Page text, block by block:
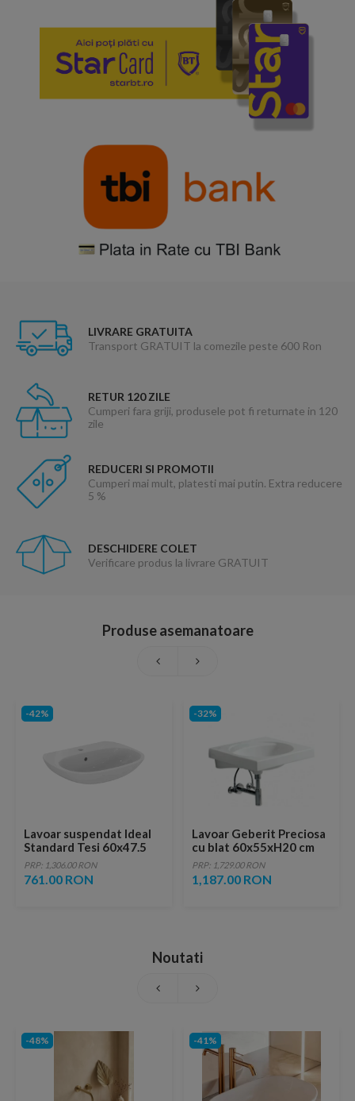
LIVRARE GRATUITA
Transport GRATUIT la comezile peste 600 Ron
RETUR 120 ZILE
Cumperi fara griji, produsele pot fi returnate in 120
zile
REDUCERI SI PROMOTII
Cumperi mai mult, platesti mai putin. Extra reducere
5 %
DESCHIDERE COLET
Verificare produs la livrare GRATUIT
Produse asemanatoare
-42%
Lavoar suspendat Ideal
Standard Tesi 60x47.5
cm alb lucios
PRP: 1,306.00 RON
761.00 RON
-32%
Lavoar Geberit Preciosa
cu blat 60x55xH20 cm
fara orificiu baterie si
preaplin
PRP: 1,729.00 RON
1,187.00 RON
Noutati
-48% -41%